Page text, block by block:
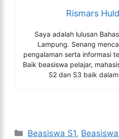
Rismars
Saya adalah lulusan
Lampung. Senang
pengalaman serta informasi
Baik beasiswa pelajar,
S2 dan S3 baik
Kategori
Beasiswa S1,